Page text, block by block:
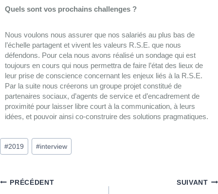
Quels sont vos prochains challenges ?
Nous voulons nous assurer que nos salariés au plus bas de
l’échelle partagent et vivent les valeurs R.S.E. que nous
défendons. Pour cela nous avons réalisé un sondage qui est
toujours en cours qui nous permettra de faire l’état des lieux de
leur prise de conscience concernant les enjeux liés à la R.S.E.
Par la suite nous créerons un groupe projet constitué de
partenaires sociaux, d’agents de service et d’encadrement de
proximité pour laisser libre court à la communication, à leurs
idées, et pouvoir ainsi co-construire des solutions pragmatiques.
#2019 #interview
PRÉCÉDENT SUIVANT